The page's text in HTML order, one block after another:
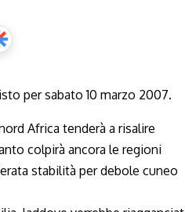
Africa tenderà a risalire
colpirà ancora le regioni
stabilità per debole cuneo